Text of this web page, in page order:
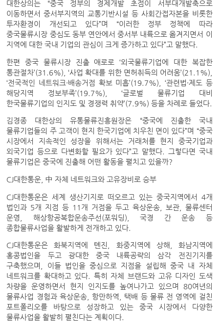
대한상의는 “중국 정부의 경제개발 초점이 서부대개발축으로
이동하면서 중서부지역의 교통기반시설 등 사회간접자본을 비롯한
투자환경이 개선되고 있다”며 “이러한 정부 정책에 따라
중국물류시장 중심도 동부 연안에서 중서부 내륙으로 옮겨지면서 이
지역에 대한 국내 기업의 관심이 크게 증가하고 있다”고 말했다.
한편 중국 물류시장 진출 애로로 ‘외국물류기업에 대한 복잡한
통관절차’(31.6%), ‘사업 확대를 위한 면허취득의 어려움’(21.1%),
‘전국적인 네트워크·배송거점 확보 미흡’(19.7%), ‘관련법·제도 등
해당지역 정보부족’(19.7%), ‘글로벌 물류기업 대비
한국물류기업의 인지도 및 경쟁력 취약’(7.9%) 등을 차례로 들었다.
김경종 대한상의 유통물류진흥원장은 “중국에 진출한 국내
물류기업들의 주 고객이 현지 한국기업에 치우친 면이 있다”며 “중국
시장에서 지속적인 성장을 위해서는 거래처를 현지 중국기업과
외국기업 등으로 다변화할 필요가 있다”고 말했다. 그렇다면 국내
물류기업은 중국에 진출해 어떤 활동을 펼치고 있을까?
CJ대한통운, 中 자체 네트워크와 고유장비로 승부
CJ대한통운은 세계 생산기지로 떠오르고 있는 중국지역에서 4개
법인과 5개 지점 등 11개 거점을 두고 육상운송, 보관, 물류센터
운영, 해상항공복합운송주선(포워딩), 국경 간 운송 등
종합물류사업을 활발하게 전개하고 있다.
CJ대한통운은 화북지역에 톈진, 화중지역에 상해, 화남지역에
홍콩법인을 두고 광대한 중국 내륙공략의 삼각 전진기지를
구축했으며, 이들 법인을 중심으로 지점을 설립해 중국 내 자체
네트워크를 확대하고 있다. 특히 자체 브랜드와 고유 디자인 도색
차량을 운영하면서 현지 인지도를 높여나가고 있으며 80여년의
물류사업 경험과 육상운송, 항만하역, 택배 등 물류 전 영역에 걸친
포트폴리오를 바탕으로 성장하고 있는 중국 시장에서 다양한
물류사업을 활발히 펼친다는 계획이다.